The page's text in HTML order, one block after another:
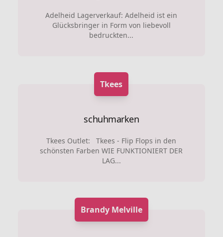
Adelheid Lagerverkauf: Adelheid ist ein
Glücksbringer in Form von liebevoll
bedruckten...
Tkees
schuhmarken
Tkees Outlet: Tkees - Flip Flops in den
schönsten Farben WIE FUNKTIONIERT DER
LAG...
Brandy Melville